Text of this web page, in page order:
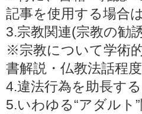
記事を使用する場合
3.宗教関連(宗教の勧
※宗教について学術
書解説・仏教法話程
4.違法行為を助長す
5.いわゆる“アダルト